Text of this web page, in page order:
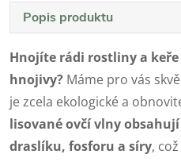
Popis produktu
Hnojíte rádi rostliny a
hnojivy? Máme pro vás
je zcela ekologické a
lisované ovčí vlny
draslíku, fosforu a síry,